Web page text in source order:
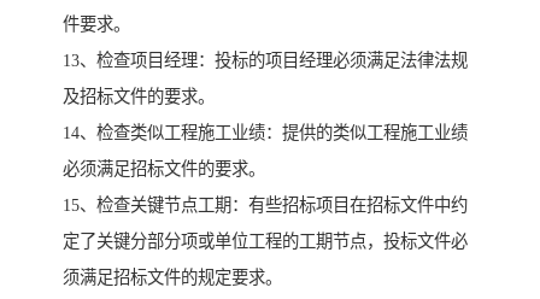
件要求。
13、检查项目经理：投标的项目经理必须满足法律法规
及招标文件的要求。
14、检查类似工程施工业绩：提供的类似工程施工业绩
必须满足招标文件的要求。
15、检查关键节点工期：有些招标项目在招标文件中约
定了关键分部分项或单位工程的工期节点，投标文件必
须满足招标文件的规定要求。